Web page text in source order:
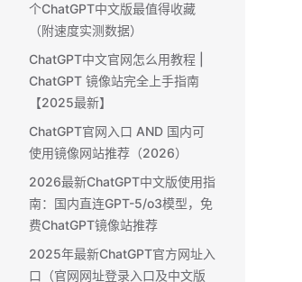
个ChatGPT中文版最值得收藏
（附速度实测数据）
ChatGPT中文官网怎么用教程 |
ChatGPT 镜像站完全上手指南
【2025最新】
ChatGPT官网入口 AND 国内可
使用镜像网站推荐（2026）
2026最新ChatGPT中文版使用指
南：国内直连GPT-5/o3模型，免
费ChatGPT镜像站推荐
2025年最新ChatGPT官方网址入
口（官网网址登录入口及中文版